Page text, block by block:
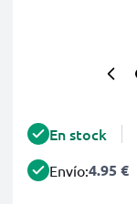
En stock
Envío:4.95 €